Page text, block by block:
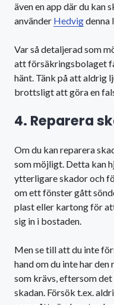
även en app där du kan
använder Hedvigdenna
Var så detaljerad som
att försäkringsbolaget
hänt. Tänk på att aldrig
brottsligt att göra en
4. Reparera
Om du kan reparera
som möjligt. Detta kan
ytterligare skador och
om ett fönster gått
plast eller kartong för
sig in i bostaden.
Men se till att du inte
hand om du inte har
som krävs, eftersom
skadan. Försök t.ex.